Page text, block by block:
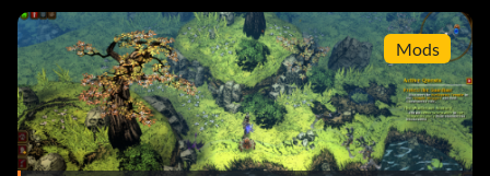
Mods